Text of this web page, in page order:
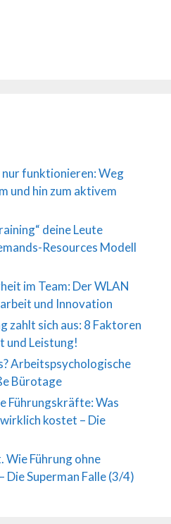
funktionieren: Weg
und hin zum aktivem
deine Leute
Resources Modell
im Team: Der WLAN
und Innovation
zahlt sich aus: 8 Faktoren
und Leistung!
Arbeitspsychologische
Bürotage
Führungskräfte: Was
kostet – Die
Wie Führung ohne
Die Superman Falle (3/4)